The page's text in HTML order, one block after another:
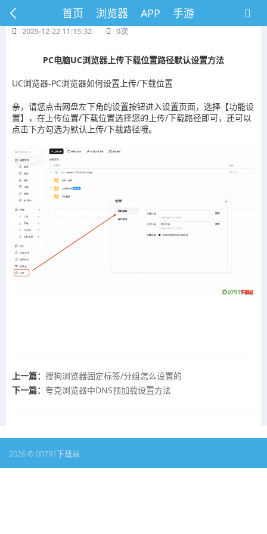
首页 浏览器 APP 手游
2025-12-22 11:15:32 0次
PC电脑UC浏览器上传下载位置路径默认设置方法
UC浏览器-PC浏览器如何设置上传/下载位置
亲，请您点击网盘左下角的设置按钮进入设置页面，选择【功能设
置】，在上传位置/下载位置选择您的上传/下载路径即可，还可以
点击下方勾选为默认上传/下载路径哦。
上一篇： 搜狗浏览器固定标签/分组怎么设置的
下一篇： 夸克浏览器中DNS预加载设置方法
2026 © 00791下载站